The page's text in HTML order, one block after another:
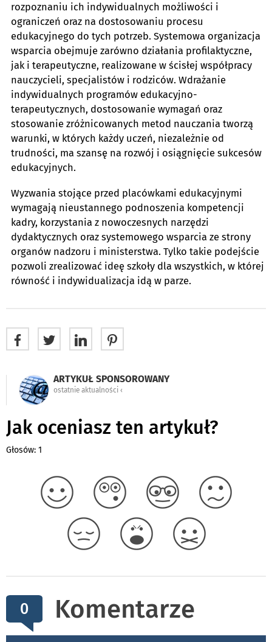
rozpoznaniu ich indywidualnych możliwości i
ograniczeń oraz na dostosowaniu procesu
edukacyjnego do tych potrzeb. Systemowa organizacja
wsparcia obejmuje zarówno działania profilaktyczne,
jak i terapeutyczne, realizowane w ścisłej współpracy
nauczycieli, specjalistów i rodziców. Wdrażanie
indywidualnych programów edukacyjno-
terapeutycznych, dostosowanie wymagań oraz
stosowanie zróżnicowanych metod nauczania tworzą
warunki, w których każdy uczeń, niezależnie od
trudności, ma szansę na rozwój i osiągnięcie sukcesów
edukacyjnych.
Wyzwania stojące przed placówkami edukacyjnymi
wymagają nieustannego podnoszenia kompetencji
kadry, korzystania z nowoczesnych narzędzi
dydaktycznych oraz systemowego wsparcia ze strony
organów nadzoru i ministerstwa. Tylko takie podejście
pozwoli zrealizować ideę szkoły dla wszystkich, w której
równość i indywidualizacja idą w parze.
ARTYKUŁ SPONSOROWANY
ostatnie aktualności ‹
Jak oceniasz ten artykuł?
Głosów: 1
0 Komentarze